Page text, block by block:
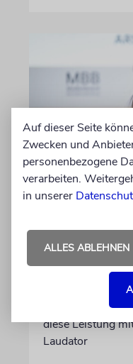
BERLIN
Einsatz
Iris
Die
Kamera,
ehrenamtlich.
diese Leistung
Laudator
Auf dieser Seite
Zwecken und
personenbezogene
verarbeiten.
in unserer
ALLES ABLEHNEN